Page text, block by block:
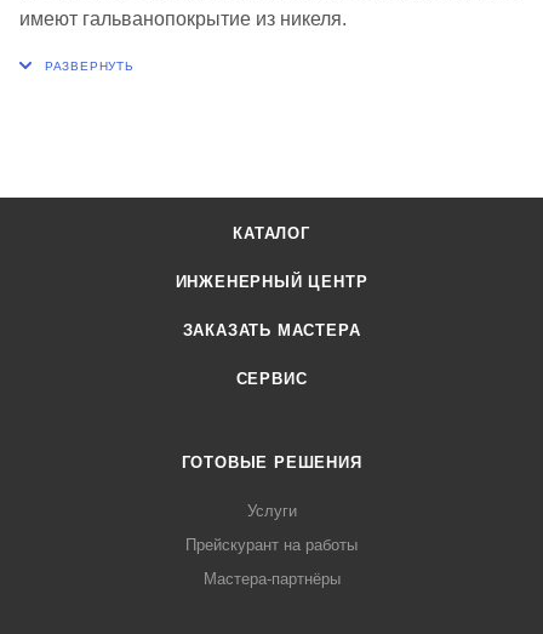
имеют гальванопокрытие из никеля.
КАТАЛОГ
ИНЖЕНЕРНЫЙ ЦЕНТР
ЗАКАЗАТЬ МАСТЕРА
СЕРВИС
ГОТОВЫЕ РЕШЕНИЯ
Услуги
Прейскурант на работы
Мастера-партнёры